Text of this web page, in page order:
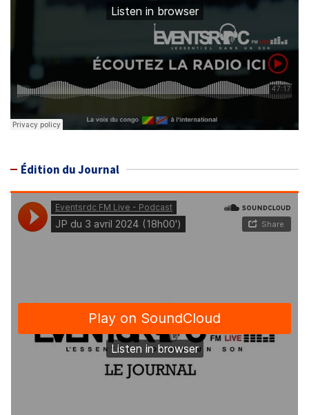
Édition du Journal